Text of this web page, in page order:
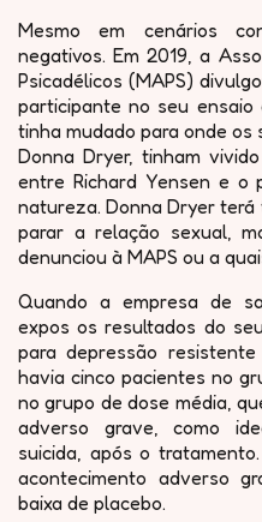
Mesmo em cenários
negativos. Em 2019, a
Psicadélicos (MAPS)
participante no seu ensaio
tinha mudado para onde os
Donna Dryer, tinham
entre Richard Yensen e o
natureza. Donna Dryer
parar a relação sexual,
denunciou à MAPS ou a
Quando a empresa de
expos os resultados do
para depressão
havia cinco pacientes no
no grupo de dose média,
adverso grave, como
suicida, após o
acontecimento adverso
baixa de placebo.